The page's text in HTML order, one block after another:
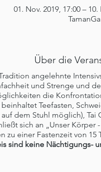
01. Nov. 2019, 17:00 – 10.
TamanGa
Über die
angelehnte
und Strenge und
die
beinhaltet Teefasten,
auf dem Stuhl möglich),
sich an „Unser Körper
zu einer Fastenzeit von 15
sind keine Nächtigungs-